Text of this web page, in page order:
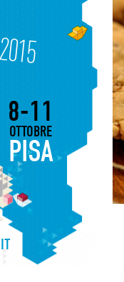
IT
8-11
OTTOBRE
PISA